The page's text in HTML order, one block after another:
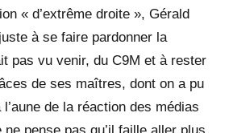
« d’extrême droite », Gérald
à se faire pardonner la
pas vu venir, du C9M et à rester
de ses maîtres, dont on a pu
de la réaction des médias